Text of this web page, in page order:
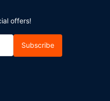
offers!
Subscribe